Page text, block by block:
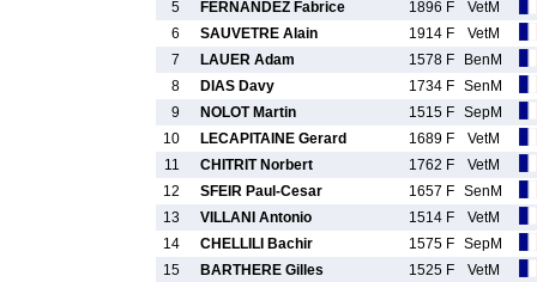
5
FERNANDEZ Fabrice 1896 F
VetM
6
SAUVETRE Alain 1914 F
VetM
7
LAUER Adam 1578 F
BenM
8
DIAS Davy 1734 F SenM
9
NOLOT Martin 1515 F SepM
10
LECAPITAINE Gerard 1689 F
VetM
11
CHITRIT Norbert 1762 F
VetM
12
SFEIR Paul-Cesar 1657 F SenM
13
VILLANI Antonio 1514 F
VetM
14
CHELLILI Bachir 1575 F SepM
15
BARTHERE Gilles 1525 F
VetM